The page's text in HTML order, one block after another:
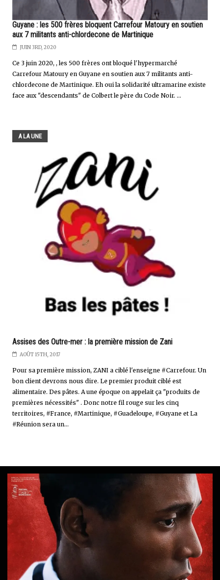
Guyane : les 500 frères bloquent Carrefour Matoury en soutien
aux 7 militants anti-chlordecone de Martinique
JUIN 3RD, 2020
Ce 3 juin 2020, , les 500 frères ont bloqué l'hypermarché
Carrefour Matoury en Guyane en soutien aux 7 militants anti-
chlordecone de Martinique. Eh oui la solidarité ultramarine existe
face aux "descendants" de Colbert le père du Code Noir. ...
A LA UNE
Assises des Outre-mer : la première mission de Zani
AOÛT 15TH, 2017
Pour sa première mission, ZANI a ciblé l'enseigne #Carrefour. Un
bon client devrons nous dire. Le premier produit ciblé est
alimentaire. Des pâtes. A une époque on appelait ça "produits de
premières nécessités" . Donc notre fil rouge sur les cinq
territoires, #France, #Martinique, #Guadeloupe, #Guyane et La
#Réunion sera un...